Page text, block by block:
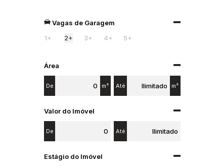
Vagas de Garagem
1+
2+ 3+ 4+ 5+
Área
De m² Até m²
Valor do Imóvel
De Até
Estágio do Imóvel